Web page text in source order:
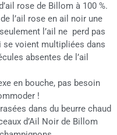
rose de Billom à 100 %.
l’ail rose en ail noir une
l’ail ne perd pas
voient multipliées dans
absentes de l’ail
en bouche, pas besoin
!
dans du beurre chaud
d’Ail Noir de Billom